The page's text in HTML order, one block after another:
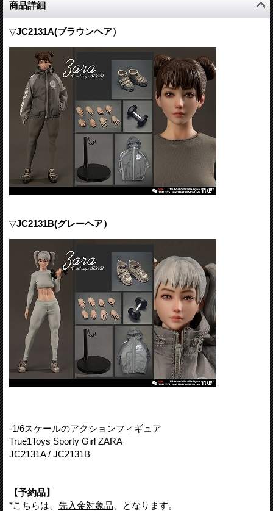
商品詳細
▽JC2131A(ブラウンヘア）
▽JC2131B(グレーヘア）
-1/6スケールのアクションフィギュア
True1Toys Sporty Girl ZARA
JC2131A / JC2131B
【予約品】
*こちらは、 先入金対象品 、となります。